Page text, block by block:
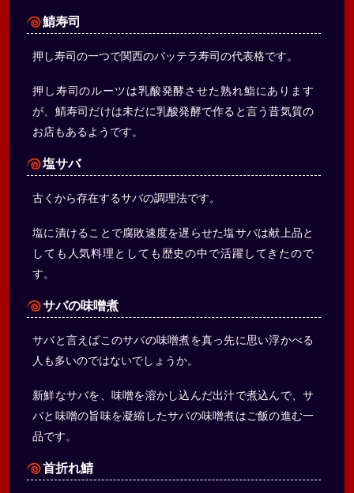
鯖寿司
押し寿司の一つで関西のバッテラ寿司の代表格です。
押し寿司のルーツは乳酸発酵させた熟れ鮨にあります
が、鯖寿司だけは未だに乳酸発酵で作ると言う昔気質の
お店もあるようです。
塩サバ
古くから存在するサバの調理法です。
塩に漬けることで腐敗速度を遅らせた塩サバは献上品と
しても人気料理としても歴史の中で活躍してきたので
す。
サバの味噌煮
サバと言えばこのサバの味噌煮を真っ先に思い浮かべる
人も多いのではないでしょうか。
新鮮なサバを、味噌を溶かし込んだ出汁で煮込んで、サ
バと味噌の旨味を凝縮したサバの味噌煮はご飯の進む一
品です。
首折れ鯖